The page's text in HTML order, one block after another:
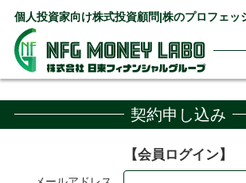
個人投資家向け株式投資顧問|株のプロフェッ
契約申し込み
会員ログイン